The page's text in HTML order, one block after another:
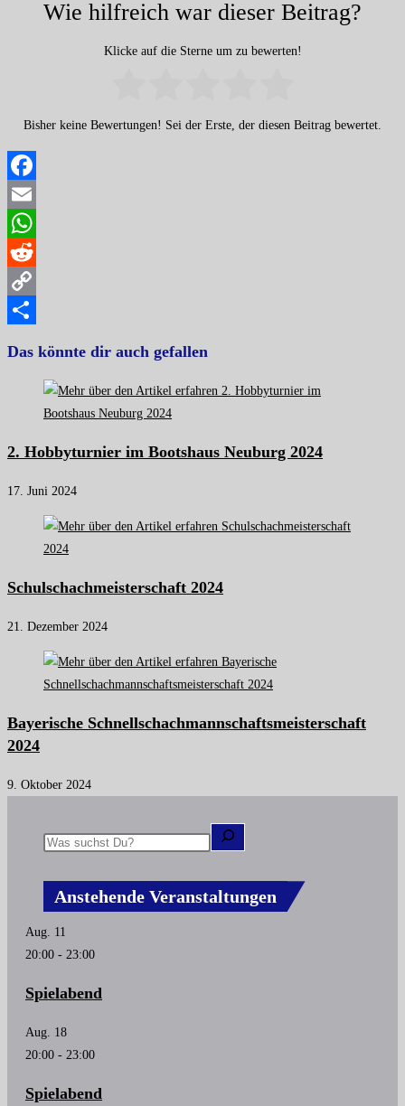
Wie hilfreich war dieser Beitrag?
Klicke auf die Sterne um zu bewerten!
Bisher keine Bewertungen! Sei der Erste, der diesen Beitrag bewertet.
Facebook
Email
WhatsApp
Reddit
Copy
Das könnte dir auch gefallen
2. Hobbyturnier im Bootshaus Neuburg 2024
17. Juni 2024
Schulschachmeisterschaft 2024
21. Dezember 2024
Bayerische Schnellschachmannschaftsmeisterschaft
2024
9. Oktober 2024
Anstehende Veranstaltungen
Aug. 11
20:00 - 23:00
Spielabend
Aug. 18
20:00 - 23:00
Spielabend